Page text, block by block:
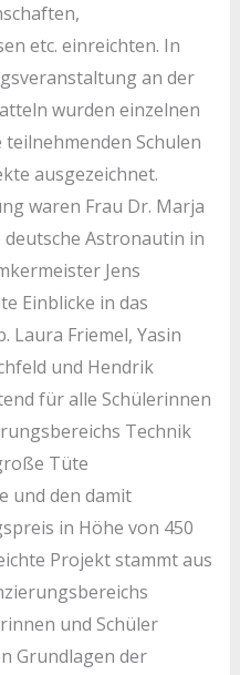
etc. einreichten. In
an der
wurden einzelnen
Schulen
ausgezeichnet.
waren Frau Dr. Marja
deutsche Astronautin in
Jens
Einblicke in das
Laura Friemel, Yasin
und Hendrik
für alle Schülerinnen
Technik
Tüte
und den damit
in Höhe von 450
Projekt stammt aus
und Schüler
Grundlagen der